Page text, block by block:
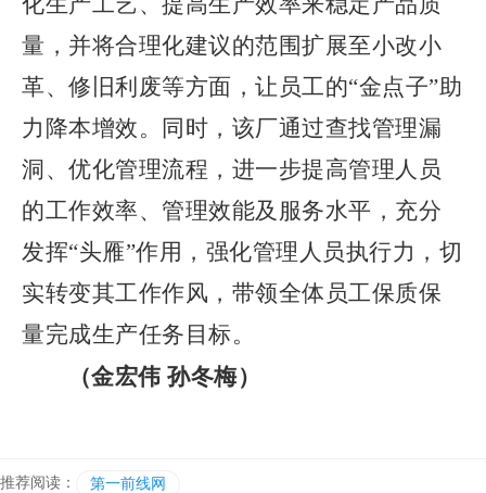
量，并将合理化建议的范围扩展至小改小
革、修旧利废等方面，让员工的“金点子”助
力降本增效。同时，该厂通过查找管理漏
洞、优化管理流程，进一步提高管理人员
的工作效率、管理效能及服务水平， 充分
发挥“头雁”作用， 强化管理人员执行力，切
实转变其工作作风， 带领全体员工保质保
量完成生产任务目标。
（金宏伟 孙冬梅）
推荐阅读： 第一前线网